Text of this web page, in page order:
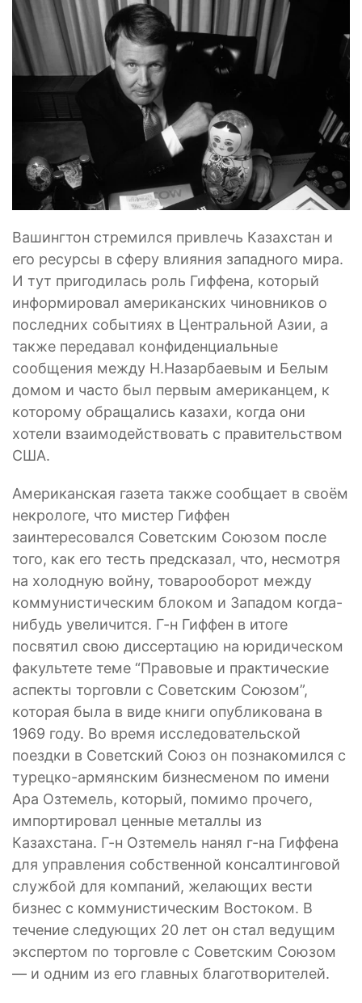
Вашингтон стремился привлечь Казахстан и
его ресурсы в сферу влияния западного мира.
И тут пригодилась роль Гиффена, который
информировал американских чиновников о
последних событиях в Центральной Азии, а
также передавал конфиденциальные
сообщения между Н.Назарбаевым и Белым
домом и часто был первым американцем, к
которому обращались казахи, когда они
хотели взаимодействовать с правительством
США.
Американская газета также сообщает в своём
некрологе, что мистер Гиффен
заинтересовался Советским Союзом после
того, как его тесть предсказал, что, несмотря
на холодную войну, товарооборот между
коммунистическим блоком и Западом когда-
нибудь увеличится. Г-н Гиффен в итоге
посвятил свою диссертацию на юридическом
факультете теме “Правовые и практические
аспекты торговли с Советским Союзом”,
которая была в виде книги опубликована в
1969 году. Во время исследовательской
поездки в Советский Союз он познакомился с
турецко-армянским бизнесменом по имени
Ара Озтемель, который, помимо прочего,
импортировал ценные металлы из
Казахстана. Г-н Озтемель нанял г-на Гиффена
для управления собственной консалтинговой
службой для компаний, желающих вести
бизнес с коммунистическим Востоком. В
течение следующих 20 лет он стал ведущим
экспертом по торговле с Советским Союзом
— и одним из его главных благотворителей.